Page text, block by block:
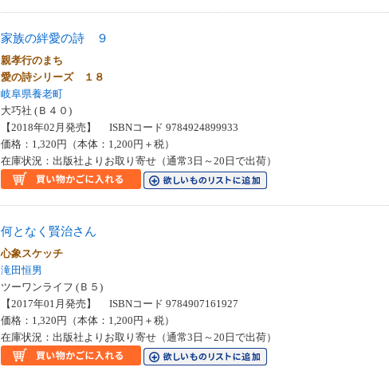
家族の絆愛の詩 ９
親孝行のまち
愛の詩シリーズ １８
岐阜県養老町
大巧社 (Ｂ４０)
【2018年02月発売】 ISBNコード 9784924899933
価格：1,320円（本体：1,200円＋税）
在庫状況：出版社よりお取り寄せ（通常3日～20日で出荷）
何となく賢治さん
心象スケッチ
滝田恒男
ツーワンライフ (Ｂ５)
【2017年01月発売】 ISBNコード 9784907161927
価格：1,320円（本体：1,200円＋税）
在庫状況：出版社よりお取り寄せ（通常3日～20日で出荷）